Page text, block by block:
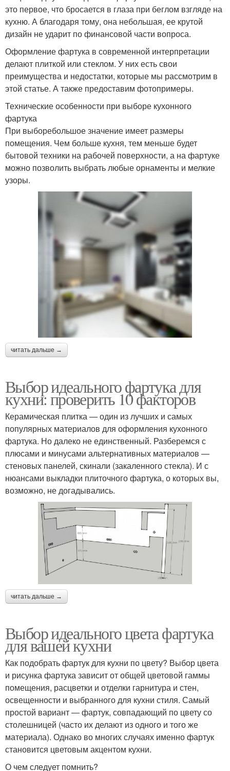
это первое, что бросается в глаза при беглом взгляде на
кухню. А благодаря тому, она небольшая, ее крутой
дизайн не ударит по финансовой части вопроса.
Оформление фартука в современной интерпретации
делают плиткой или стеклом. У них есть свои
преимущества и недостатки, которые мы рассмотрим в
этой статье. А также предоставим фотопримеры.
Технические особенности при выборе кухонного
фартука
При выборебольшое значение имеет размеры
помещения. Чем больше кухня, тем меньше будет
бытовой техники на рабочей поверхности, а на фартуке
можно позволить выбрать любые орнаменты и мелкие
узоры.
читать дальше →
Выбор идеального фартука для
кухни: проверить 10 факторов
Керамическая плитка — один из лучших и самых
популярных материалов для оформления кухонного
фартука. Но далеко не единственный. Разберемся с
плюсами и минусами альтернативных материалов —
стеновых панелей, скинали (закаленного стекла). И с
нюансами выкладки плиточного фартука, о которых вы,
возможно, не догадывались.
читать дальше →
Выбор идеального цвета фартука
для вашей кухни
Как подобрать фартук для кухни по цвету? Выбор цвета
и рисунка фартука зависит от общей цветовой гаммы
помещения, расцветки и отделки гарнитура и стен,
освещенности и выбранного для кухни стиля. Самый
простой вариант ― фартук, совпадающий по цвету со
столешницей (часто их делают из одного и того же
материала). Однако во многих случаях именно фартук
становится цветовым акцентом кухни.
О чем следует помнить?